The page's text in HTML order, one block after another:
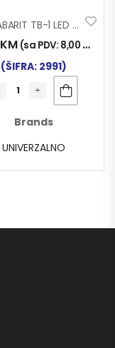
GABARIT TB-1 LED NT
KM (sa PDV: 8,00 KM
(ŠIFRA: 2991)
Brands
UNIVERZALNO